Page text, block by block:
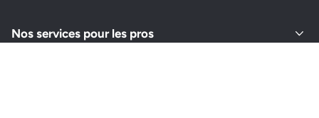
Nos services pour les pros